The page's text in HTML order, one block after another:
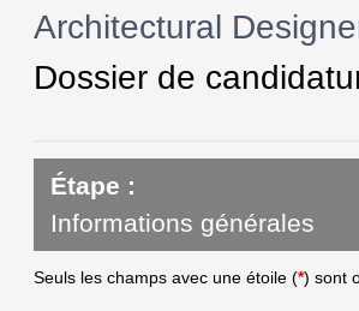
Architectural
Dossier de
Étape :
Informations générales
Seuls les champs avec une étoile (*) sont